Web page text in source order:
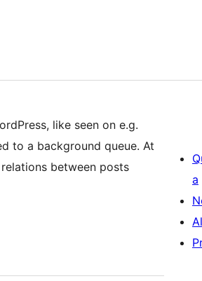
like seen on e.g.
to a background queue. At
between posts
a